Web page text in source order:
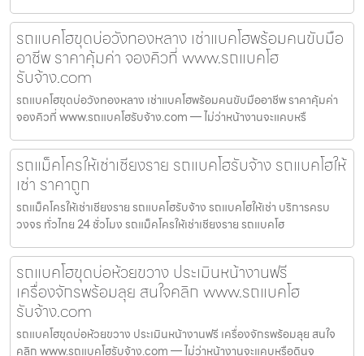
รถแบคโฮขุดบ่อวังทองหลาง เช่าแบคโฮพร้อมคนขับมือ
อาชีพ ราคาคุ้มค่า จองคิวที่ www.รถแบคโฮ
รับจ้าง.com
รถแบคโฮขุดบ่อวังทองหลาง เช่าแบคโฮพร้อมคนขับมืออาชีพ ราคาคุ้มค่า
จองคิวที่ www.รถแบคโฮรับจ้าง.com — ไม่ว่าหน้างานจะแคบหรื
รถแม็คโครให้เช่าเชียงราย รถแบคโฮรับจ้าง รถแบคโฮให้
เช่า ราคาถูก
รถแม็คโครให้เช่าเชียงราย รถแบคโฮรับจ้าง รถแบคโฮให้เช่า บริการครบ
วงจร ทั่วไทย 24 ชั่วโมง รถแม็คโครให้เช่าเชียงราย รถแบคโฮ
รถแบคโฮขุดบ่อห้วยขวาง ประเมินหน้างานฟรี
เครื่องจักรพร้อมลุย สนใจคลิก www.รถแบคโฮ
รับจ้าง.com
รถแบคโฮขุดบ่อห้วยขวาง ประเมินหน้างานฟรี เครื่องจักรพร้อมลุย สนใจ
คลิก www.รถแบคโฮรับจ้าง.com — ไม่ว่าหน้างานจะแคบหรือดินจ